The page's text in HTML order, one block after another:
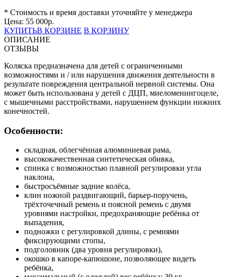
* Стоимость и время доставки уточняйте у менеджера
Цена: 55 000р.
КУПИТЬВ КОРЗИНЕ В КОРЗИНУ
ОПИСАНИЕ
ОТЗЫВЫ
Коляска предназначена для детей с ограниченными
возможностями и / или нарушения движения деятельности в
результате повреждения центральной нервной системы. Она
может быть использована у детей с ДЦП, миеломенингоцеле,
с мышечными расстройствами, нарушением функции нижних
конечностей.
Особенности:
складная, облегчённая алюминиевая рама,
высококачественная синтетическая обивка,
спинка с возможностью плавной регулировки угла
наклона,
быстросъёмные задние колёса,
клин ножной раздвигающий, барьер-поручень,
трёхточечный ремень и поясной ремень с двумя
уровнями настройки, предохраняющие ребёнка от
выпадения,
подножки с регулировкой длины, с ремнями
фиксирующими стопы,
подголовник (два уровня регулировки),
окошко в капоре-капюшоне, позволяющее видеть
ребёнка,